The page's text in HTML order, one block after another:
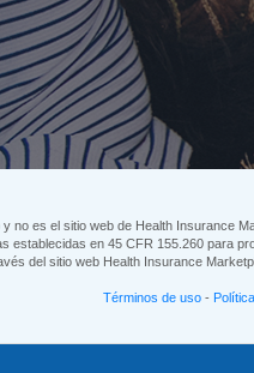
no es el sitio web de Health Insurance
en 45 CFR 155.260 para
del sitio web Health Insurance
Términos de uso-